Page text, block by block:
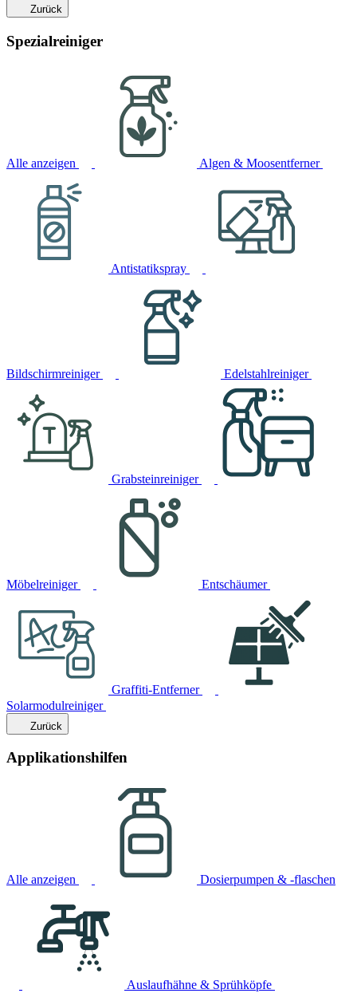
Zurück
Spezialreiniger
Alle anzeigen Algen & Moosentferner
Antistatikspray
Bildschirmreiniger Edelstahlreiniger
Grabsteinreiniger
Möbelreiniger Entschäumer
Graffiti-Entferner
Solarmodulreiniger
Zurück
Applikationshilfen
Alle anzeigen Dosierpumpen & -flaschen
Auslaufhähne & Sprühköpfe